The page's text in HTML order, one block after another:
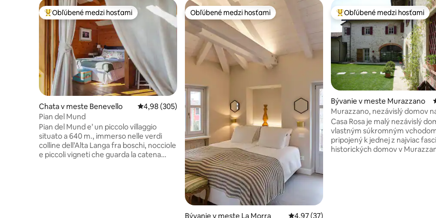
Najobľúbenejšie medzi hosťami
Obľúbené medzi hosťami
Chata v meste Benevello Priemerné ohodnotenie 4,98 z 5, počet hodnotení: 305
4,98 (305)
Pian del Mund
Pian del Mund e’ un piccolo villaggio
situato a 640 m., immerso nelle verdi
colline dell’Alta Langa fra boschi, nocciole
e piccoli vigneti che guarda la catena
Obľúbené medzi hosťami
Obľúbené medzi hosťami
Bývanie v meste La Morra Priemerné ohodnotenie 4,97 z 5, počet
4,97 (37)
Najobľúbenejšie medzi hosťami
Obľúbené medzi hosťami
Bývanie v meste Murazzano
Murazzano, nezávislý domov
ročné obdobia
Casa Rosa je malý nezávislý
vlastným súkromným
pripojený k jednej z najviac
historických domov v